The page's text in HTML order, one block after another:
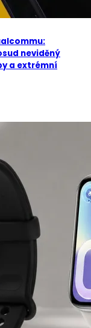
neviděný
a extrémní